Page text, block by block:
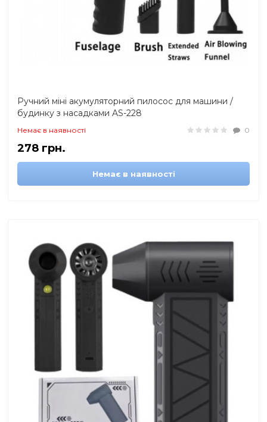
Ручний міні акумуляторний пилосос для машини /
будинку з насадками AS-228
Немає в наявності 0
278 грн.
Немає в наявності